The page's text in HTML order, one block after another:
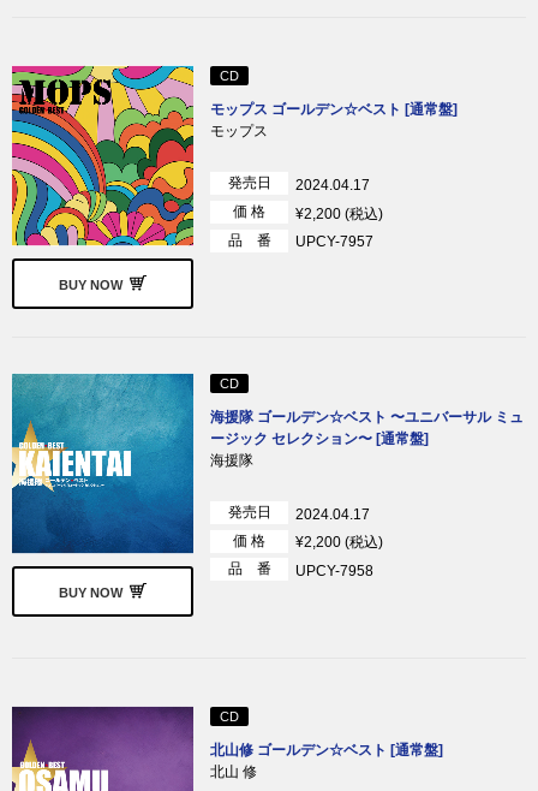
BUY NOW
CD
モップス ゴールデン☆ベスト [通常盤]
モップス
発売日
2024.04.17
価 格
¥2,200 (税込)
品 番
UPCY-7957
BUY NOW
CD
海援隊 ゴールデン☆ベスト 〜ユニバーサル ミュ
ージック セレクション〜 [通常盤]
海援隊
発売日
2024.04.17
価 格
¥2,200 (税込)
品 番
UPCY-7958
CD
北山修 ゴールデン☆ベスト [通常盤]
北山 修